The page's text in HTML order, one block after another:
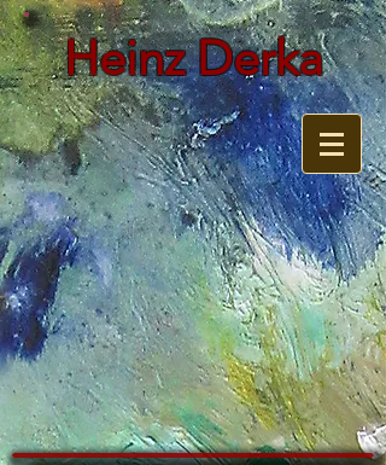
Heinz Derka